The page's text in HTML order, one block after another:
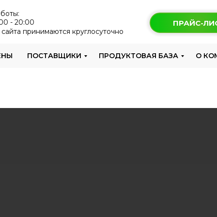
ПРАЙС-
- 20:00
принимаются круглосуточно
ПОСТАВЩИКИ ПРОДУКТОВАЯ БАЗА О
ПН-СБ, 6:00 - 20:00